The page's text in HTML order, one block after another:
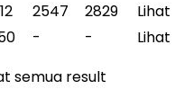
2547 2829
Lihat
- -
Lihat
semua result